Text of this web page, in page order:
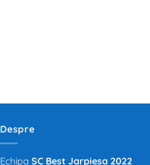
Despre
Echipa SC Best Jarpiesa 2022